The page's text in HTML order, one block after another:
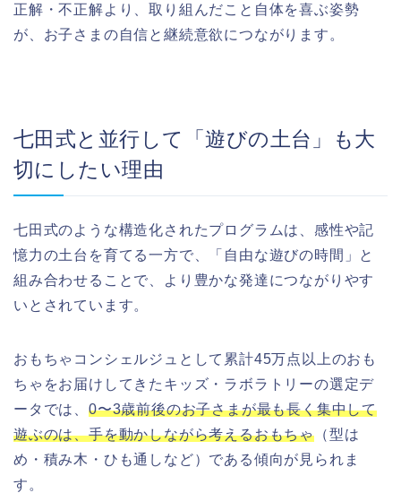
正解・不正解より、取り組んだこと自体を喜ぶ姿勢
が、お子さまの自信と継続意欲につながります。
七田式と並行して「遊びの土台」も大
切にしたい理由
七田式のような構造化されたプログラムは、感性や記
憶力の土台を育てる一方で、「自由な遊びの時間」と
組み合わせることで、より豊かな発達につながりやす
いとされています。
おもちゃコンシェルジュとして累計45万点以上のおも
ちゃをお届けしてきたキッズ・ラボラトリーの選定デ
ータでは、 0〜3歳前後のお子さまが最も長く集中して
遊ぶのは、手を動かしながら考えるおもちゃ （型は
め・積み木・ひも通しなど）である傾向が見られま
す。